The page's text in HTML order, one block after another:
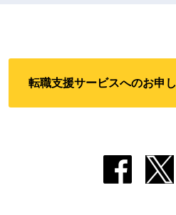
転職支援サービスへのお申